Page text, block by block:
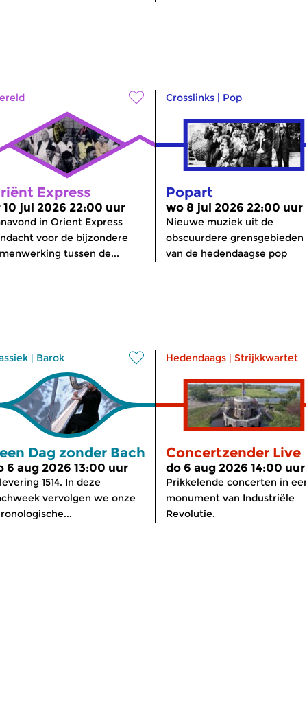
Express
10 jul 2026 22:00 uur
in Orient Express
voor de bijzondere
tussen de...
Crosslinks | Pop
Popart
wo 8 jul 2026 22:00 uur
Nieuwe muziek uit de
obscuurdere grensgebieden
van de hedendaagse pop
| Barok
Dag zonder Bach
6 aug 2026 13:00 uur
1514. In deze
vervolgen we onze
Hedendaags | Strijkkwartet
Concertzender Live
do 6 aug 2026 14:00 uur
Prikkelende concerten in
monument van Industriële
Revolutie.